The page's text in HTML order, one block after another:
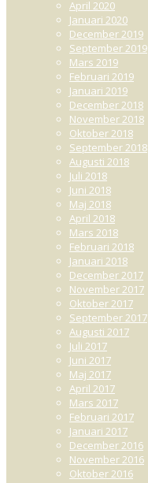
April 2020
Januari 2020
December 2019
September 2019
Mars 2019
Februari 2019
Januari 2019
December 2018
November 2018
Oktober 2018
September 2018
Augusti 2018
Juli 2018
Juni 2018
Maj 2018
April 2018
Mars 2018
Februari 2018
Januari 2018
December 2017
November 2017
Oktober 2017
September 2017
Augusti 2017
Juli 2017
Juni 2017
Maj 2017
April 2017
Mars 2017
Februari 2017
Januari 2017
December 2016
November 2016
Oktober 2016